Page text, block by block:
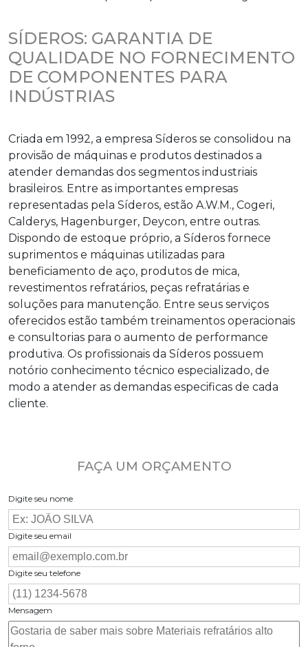
SÍDEROS: GARANTIA DE
QUALIDADE NO FORNECIMENTO
DE COMPONENTES PARA
INDÚSTRIAS
Criada em 1992, a empresa Síderos se consolidou na
provisão de máquinas e produtos destinados a
atender demandas dos segmentos industriais
brasileiros. Entre as importantes empresas
representadas pela Síderos, estão A.W.M., Cogeri,
Calderys, Hagenburger, Deycon, entre outras.
Dispondo de estoque próprio, a Síderos fornece
suprimentos e máquinas utilizadas para
beneficiamento de aço, produtos de mica,
revestimentos refratários, peças refratárias e
soluções para manutenção. Entre seus serviços
oferecidos estão também treinamentos operacionais
e consultorias para o aumento de performance
produtiva. Os profissionais da Síderos possuem
notório conhecimento técnico especializado, de
modo a atender as demandas especificas de cada
cliente.
FAÇA UM ORÇAMENTO
Digite seu nome
Digite seu email
Digite seu telefone
Mensagem